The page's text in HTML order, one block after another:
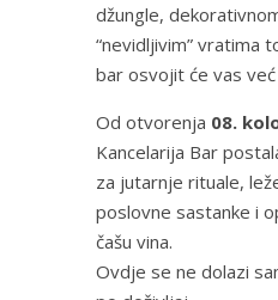
džungle,
“nevidljivim” vratima
bar osvojit će vas
Od otvorenja 08.
Kancelarija Bar
za jutarnje rituale,
poslovne sastanke i
čašu vina.
Ovdje se ne dolazi